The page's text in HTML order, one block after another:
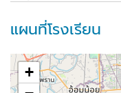
แผนที่โรงเรียน
+